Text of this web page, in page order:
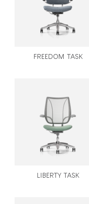
SIGN IN WITH SSO
비밀번호를 잊으셨나요
Region
FREEDOM TASK
LIBERTY TASK